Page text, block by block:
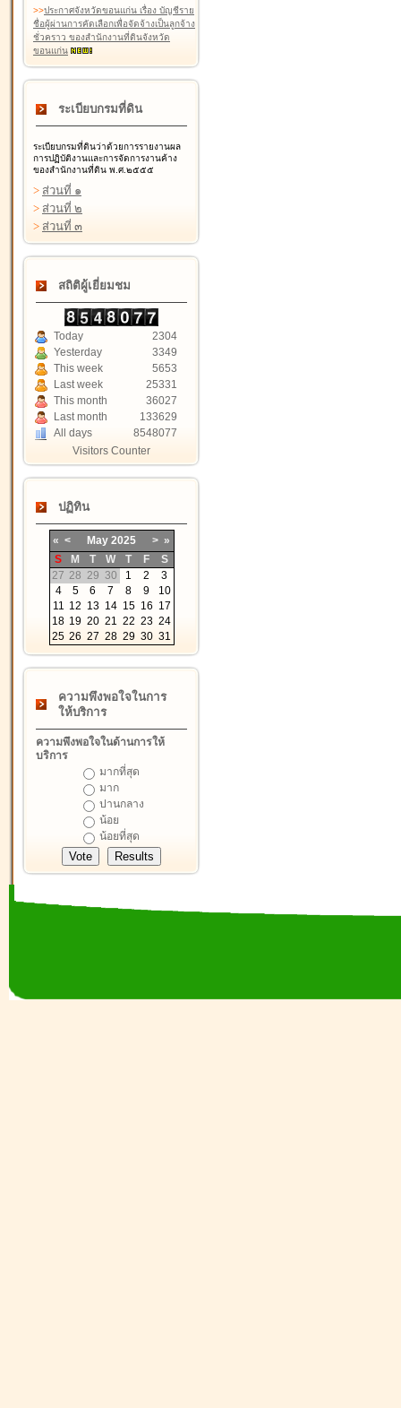
>>ประกาศจังหวัดขอนแก่น เรื่อง บัญชีราย
ชื่อผู้ผ่านการคัดเลือกเพื่อจัดจ้างเป็นลูกจ้าง
ชั่วคราว ของสำนักงานที่ดินจังหวัด
ขอนแก่น
ระเบียบกรมที่ดิน
ระเบียบกรมที่ดินว่าด้วยการรายงานผล
การปฏิบัติงานและการจัดการงานค้าง
ของสำนักงานที่ดิน พ.ศ.๒๕๕๕
> ส่วนที่ ๑
> ส่วนที่ ๒
> ส่วนที่ ๓
สถิติผู้เยี่ยมชม
Today
2304
Yesterday
3349
This week
5653
Last week
25331
This month
36027
Last month
133629
All days
8548077
Visitors Counter
ปฏิทิน
« < May 2025 > »
S
M T W T F
S
27 28 29 30 1 2
3
4
5 6 7 8 9
10
11 12 13 14 15 16 17
18 19 20 21 22 23 24
25 26 27 28 29 30 31
ความพึงพอใจในการ
ให้บริการ
ความพึงพอใจในด้านการให้
บริการ
มากที่สุด
มาก
ปานกลาง
น้อย
น้อยที่สุด